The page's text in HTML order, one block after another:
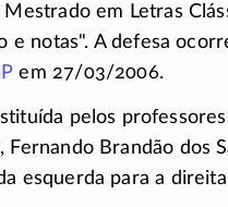
em Letras
e notas". A defesa
em 27/03/2006.
pelos
Fernando Brandão dos
esquerda para a